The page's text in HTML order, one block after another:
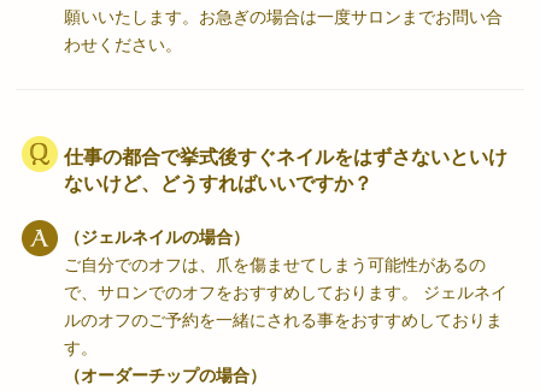
願いいたします。お急ぎの場合は一度サロンまでお問い合
わせください。
仕事の都合で挙式後すぐネイルをはずさないといけ
ないけど、どうすればいいですか？
（ジェルネイルの場合）
ご自分でのオフは、爪を傷ませてしまう可能性があるの
で、サロンでのオフをおすすめしております。 ジェルネイ
ルのオフのご予約を一緒にされる事をおすすめしておりま
す。
（オーダーチップの場合）